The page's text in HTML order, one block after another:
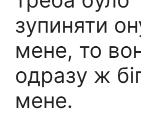
зупиняти
мене, то
одразу ж
мене.